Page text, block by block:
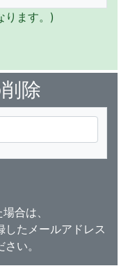
ります。)
除
合は、
したメールアドレス
い。